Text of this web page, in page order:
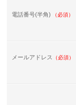
電話番号(半角) （必須）
メールアドレス （必須）